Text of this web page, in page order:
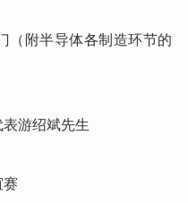
（附半导体各制造环节的
游绍斌先生